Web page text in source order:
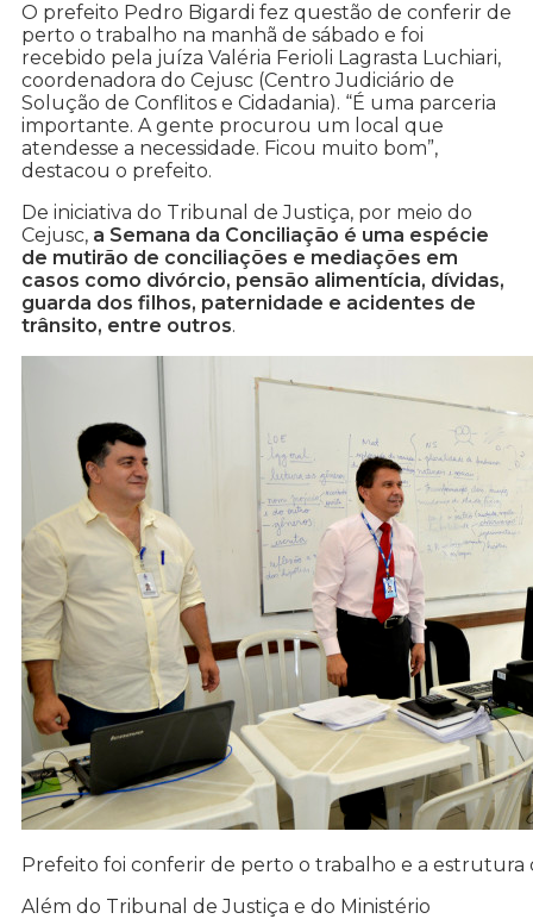
O prefeito Pedro Bigardi fez questão de conferir de
perto o trabalho na manhã de sábado e foi
recebido pela juíza Valéria Ferioli Lagrasta Luchiari,
coordenadora do Cejusc (Centro Judiciário de
Solução de Conflitos e Cidadania). “É uma parceria
importante. A gente procurou um local que
atendesse a necessidade. Ficou muito bom”,
destacou o prefeito.
De iniciativa do Tribunal de Justiça, por meio do
Cejusc, a Semana da Conciliação é uma espécie
de mutirão de conciliações e mediações em
casos como divórcio, pensão alimentícia, dívidas,
guarda dos filhos, paternidade e acidentes de
trânsito, entre outros.
Prefeito foi conferir de perto o trabalho e a estrutura
Além do Tribunal de Justiça e do Ministério